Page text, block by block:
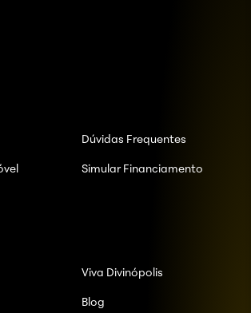
Dúvidas Frequentes
Simular Financiamento
Viva Divinópolis
Blog